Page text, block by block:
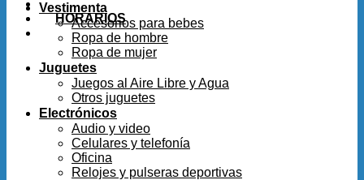
HORARIOS
Vestimenta
Accesorios para bebes
Ropa de hombre
Ropa de mujer
Juguetes
Juegos al Aire Libre y Agua
Otros juguetes
Electrónicos
Audio y video
Celulares y telefonía
Oficina
Relojes y pulseras deportivas